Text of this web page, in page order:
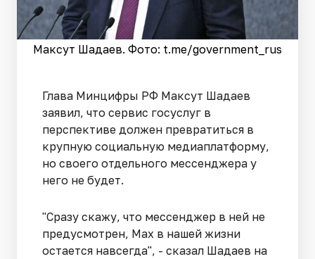
Максут Шадаев. Фото: t.me/government_rus
Глава Минцифры РФ Максут Шадаев
заявил, что сервис госуслуг в
перспективе должен превратиться в
крупную социальную медиаплатформу,
но своего отдельного мессенджера у
него не будет.
"Сразу скажу, что мессенджер в ней не
предусмотрен, Max в нашей жизни
остается навсегда", - сказал Шадаев на